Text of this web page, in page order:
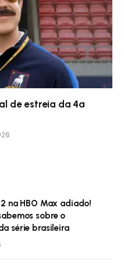
de estreia da 4ª
na HBO Max adiado!
sobre o
série brasileira